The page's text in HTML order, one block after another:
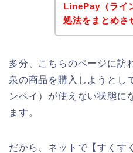
LinePay（ライ
処法をまとめさ
多分、こちらのページに訪
泉の商品を購入しようとし
ンペイ）が使えない状態に
ます。
だから、ネットで【すくす